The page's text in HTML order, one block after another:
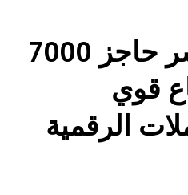
البيتكوين يكسر حاجز 7000
قوي
الرقمية